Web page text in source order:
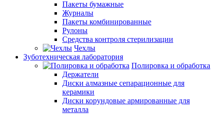
Пакеты бумажные
Журналы
Пакеты комбинированные
Рулоны
Средства контроля стерилизации
Чехлы
Зуботехническая лаборатория
Полировка и обработка
Держатели
Диски алмазные сепарационные для
керамики
Диски корундовые армированные для
металла